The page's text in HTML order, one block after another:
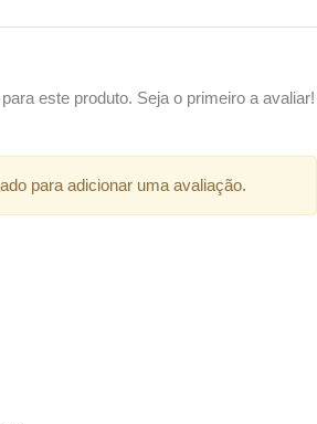
este produto. Seja o primeiro a avaliar!
para adicionar uma avaliação.